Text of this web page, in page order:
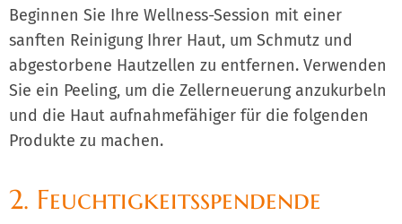
Beginnen Sie Ihre Wellness-Session mit einer
sanften Reinigung Ihrer Haut, um Schmutz und
abgestorbene Hautzellen zu entfernen. Verwenden
Sie ein Peeling, um die Zellerneuerung anzukurbeln
und die Haut aufnahmefähiger für die folgenden
Produkte zu machen.
2. Feuchtigkeitsspendende